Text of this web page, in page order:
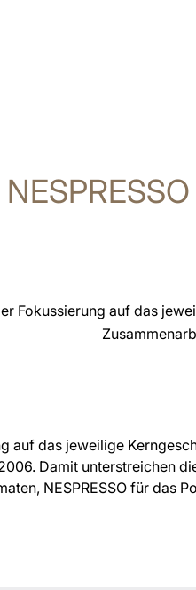
Fokussierung auf das
auf das jeweilige
Damit unterstreichen
NESPRESSO für das